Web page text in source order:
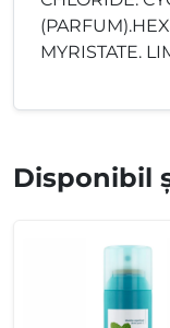
MYRISTATE.
Disponibil